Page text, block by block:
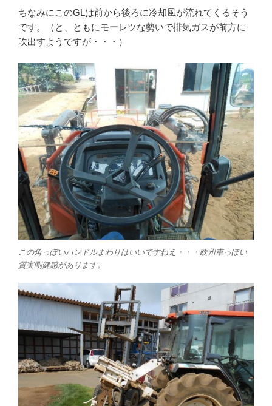
ちなみにこのGLは前から後ろに冷却風が流れてくるそう
です。（と、ともにモーレツな勢いで排気ガスが前方に
吹出すようですが・・・）
この角っぽいハンドルまわりはいいですねえ・・・欧州車っぽい
質実剛健感があります。